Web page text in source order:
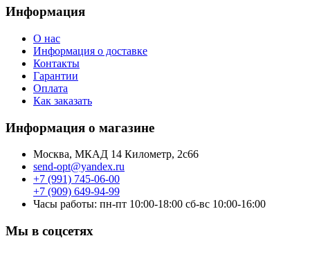
Информация
О нас
Информация о доставке
Контакты
Гарантии
Оплата
Как заказать
Информация о магазине
Москва, МКАД 14 Километр, 2с66
send-opt@yandex.ru
+7 (991) 745-06-00
+7 (909) 649-94-99
Часы работы: пн-пт 10:00-18:00 сб-вс 10:00-16:00
Мы в соцсетях